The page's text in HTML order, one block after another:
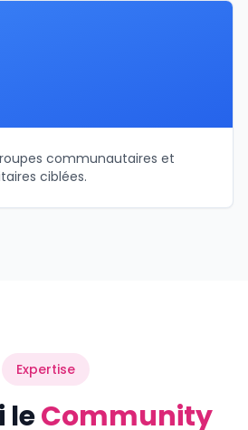
communautaires et
ciblées.
Expertise
leCommunity